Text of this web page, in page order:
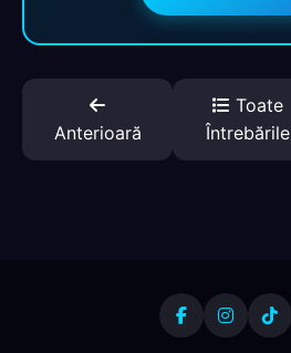
Anterioară
Toate
Întrebările